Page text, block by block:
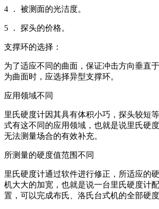
4 ． 被测面的光洁度。
5 ． 探头的价格。
支撑环的选择：
为了适应不同的曲面，保证冲击方向垂直
为曲面时，应选择异型支撑环。
应用领域不同
里氏硬度计因其具有体积小巧，探头较短
式有这不同的应用领域，也就是说里氏硬
无法测量场合的有效补充。
所测量的硬度值范围不同
里氏硬度计通过软件进行修正，所适应的
机大大的加宽，也就是说一台里氏硬度计
置，可以完成布氏、洛氏台式机的全部硬